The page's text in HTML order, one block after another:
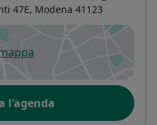
47E, Modena 41123
si apre in una nuova scheda
l'agenda